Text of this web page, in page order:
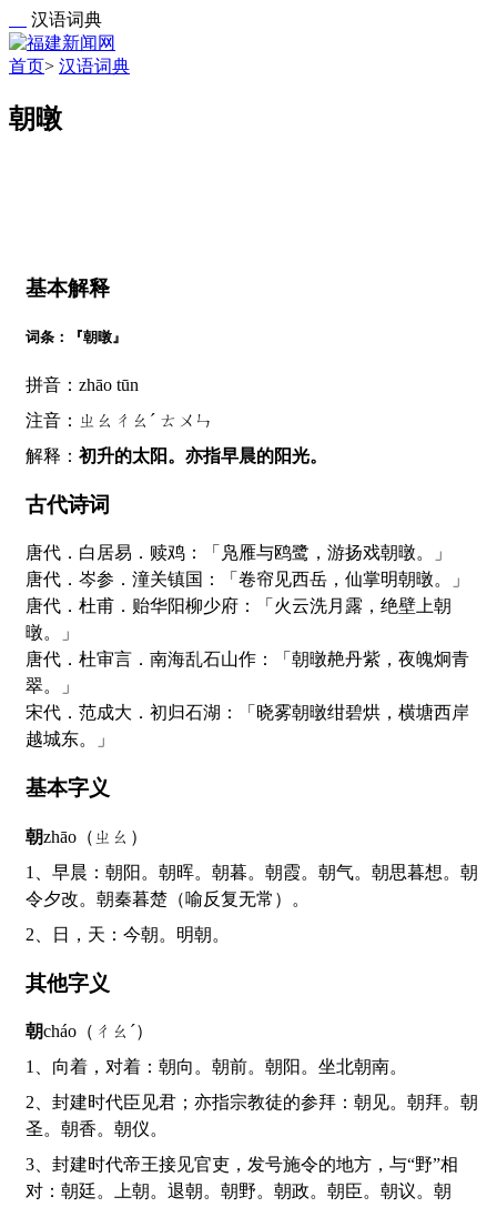
汉语词典
首页> 汉语词典
朝暾
基本解释
词条：『朝暾』
拼音：zhāo tūn
注音：ㄓㄠㄔㄠˊ ㄊㄨㄣ
解释： 初升的太阳。亦指早晨的阳光。
古代诗词
唐代．白居易．赎鸡：「凫雁与鸥鹭，游扬戏朝暾。」
唐代．岑参．潼关镇国：「卷帘见西岳，仙掌明朝暾。」
唐代．杜甫．贻华阳柳少府：「火云洗月露，绝壁上朝
暾。」
唐代．杜审言．南海乱石山作：「朝暾赩丹紫，夜魄炯青
翠。」
宋代．范成大．初归石湖：「晓雾朝暾绀碧烘，横塘西岸
越城东。」
基本字义
朝zhāo（ㄓㄠ）
1、早晨：朝阳。朝晖。朝暮。朝霞。朝气。朝思暮想。朝
令夕改。朝秦暮楚（喻反复无常）。
2、日，天：今朝。明朝。
其他字义
朝cháo（ㄔㄠˊ）
1、向着，对着：朝向。朝前。朝阳。坐北朝南。
2、封建时代臣见君；亦指宗教徒的参拜：朝见。朝拜。朝
圣。朝香。朝仪。
3、封建时代帝王接见官吏，发号施令的地方，与“野”相
对：朝廷。上朝。退朝。朝野。朝政。朝臣。朝议。朝